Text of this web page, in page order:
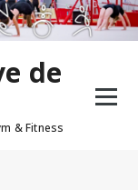
de
& Fitness